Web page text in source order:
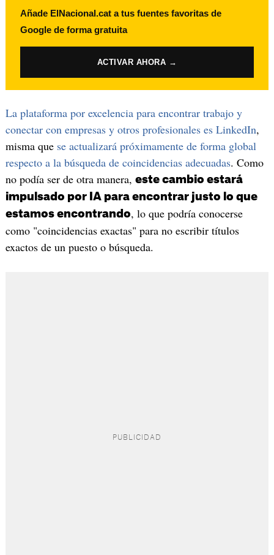
Añade ElNacional.cat a tus fuentes favoritas de
Google de forma gratuita
ACTIVAR AHORA →
La plataforma por excelencia para encontrar trabajo y
conectar con empresas y otros profesionales es LinkedIn,
misma que se actualizará próximamente de forma global
respecto a la búsqueda de coincidencias adecuadas. Como
no podía ser de otra manera, este cambio estará
impulsado por IA para encontrar justo lo que
estamos encontrando, lo que podría conocerse
como "coincidencias exactas" para no escribir títulos
exactos de un puesto o búsqueda.